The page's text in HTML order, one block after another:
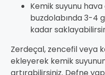
Kemik suyunu
buzdolabında 3-4
kadar
Zerdeçal, zencefil veya
ekleyerek kemik